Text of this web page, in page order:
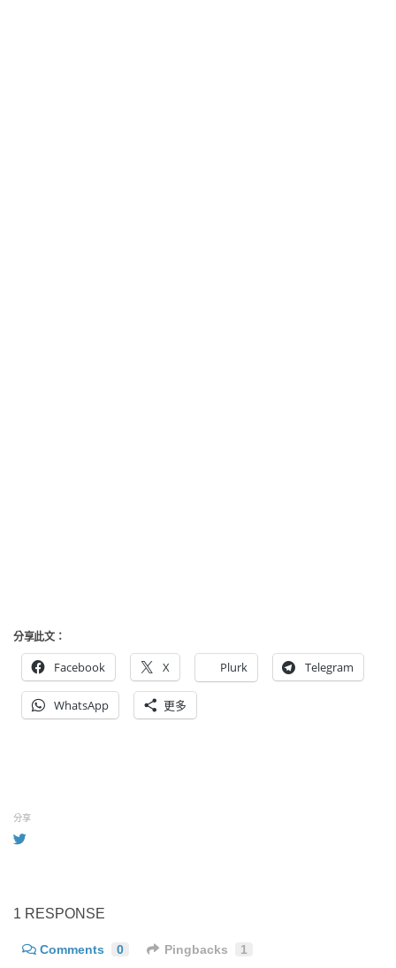
分享此文：
Facebook X Plurk Telegram
WhatsApp 更多
分享
1 RESPONSE
Comments 0 Pingbacks 1